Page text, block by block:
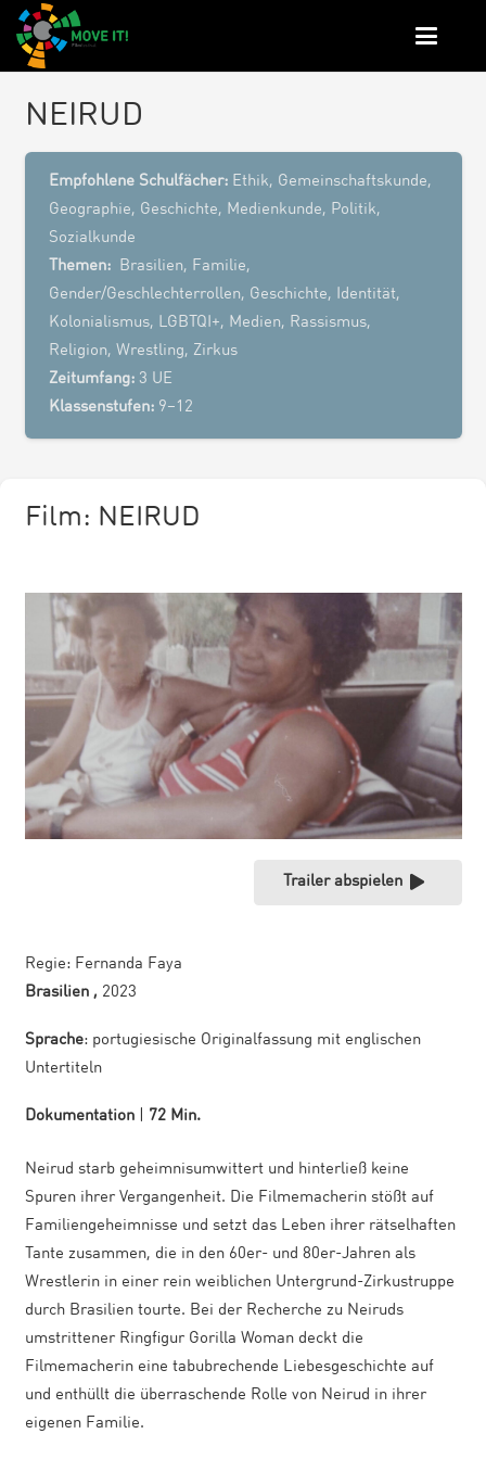
NEIRUD
Empfohlene Schulfächer: Ethik, Gemeinschaftskunde,
Geographie, Geschichte, Medienkunde, Politik,
Sozialkunde
Themen:
Brasilien, Familie,
Gender/Geschlechterrollen, Geschichte, Identität,
Kolonialismus, LGBTQI+, Medien, Rassismus,
Religion, Wrestling, Zirkus
Zeitumfang: 3 UE
Klassenstufen: 9–12
Film: NEIRUD
Trailer abspielen
Regie: Fernanda Faya
Brasilien , 2023
Sprache: portugiesische Originalfassung mit englischen
Untertiteln
Dokumentation 72 Min.
Neirud starb geheimnisumwittert und hinterließ keine
Spuren ihrer Vergangenheit. Die Filmemacherin stößt auf
Familiengeheimnisse und setzt das Leben ihrer rätselhaften
Tante zusammen, die in den 60er- und 80er-Jahren als
Wrestlerin in einer rein weiblichen Untergrund-Zirkustruppe
durch Brasilien tourte. Bei der Recherche zu Neiruds
umstrittener Ringfigur Gorilla Woman deckt die
Filmemacherin eine tabubrechende Liebesgeschichte auf
und enthüllt die überraschende Rolle von Neirud in ihrer
eigenen Familie.